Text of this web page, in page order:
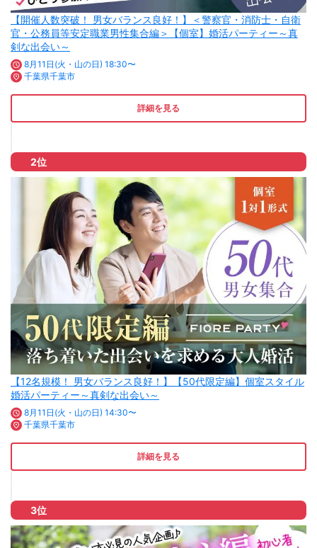
【開催人数突破！ 男女バランス良好！】＜警察官・消防士・自衛
官・公務員等安定職業男性集合編＞【個室】婚活パーティー～真
剣な出会い～
8月11日(火・山の日) 18:30〜
千葉県千葉市
詳細を見る
2位
【12名規模！ 男女バランス良好！】【50代限定編】個室スタイル
婚活パーティー～真剣な出会い～
8月11日(火・山の日) 14:30〜
千葉県千葉市
詳細を見る
3位